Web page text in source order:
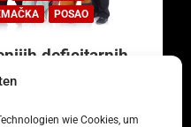
wie Cookies, um
POSAO
deficitarnih